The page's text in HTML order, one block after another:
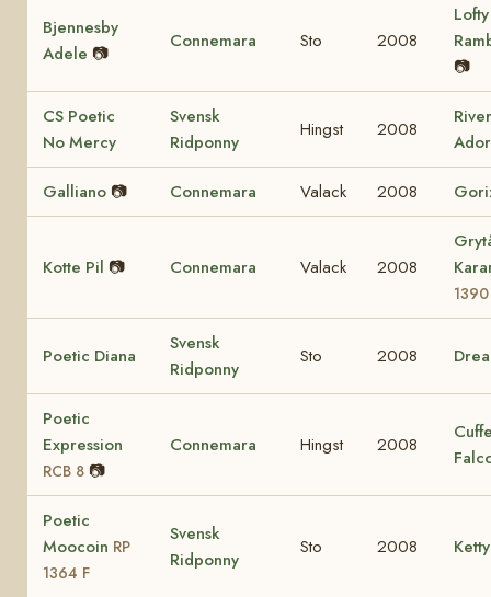
Bjennesby
Adele 📷
Connemara Sto 2008
📷
CS Poetic
No Mercy
Svensk
Ridponny
Hingst 2008
Galliano 📷 Connemara Valack 2008
Kotte Pil 📷 Connemara Valack 2008
1390
Poetic Diana
Svensk
Ridponny
Sto 2008
Poetic
Expression
RCB 8 📷
Connemara Hingst 2008
Poetic
Moocoin RP
1364 F
Svensk
Ridponny
Sto 2008 Ketty